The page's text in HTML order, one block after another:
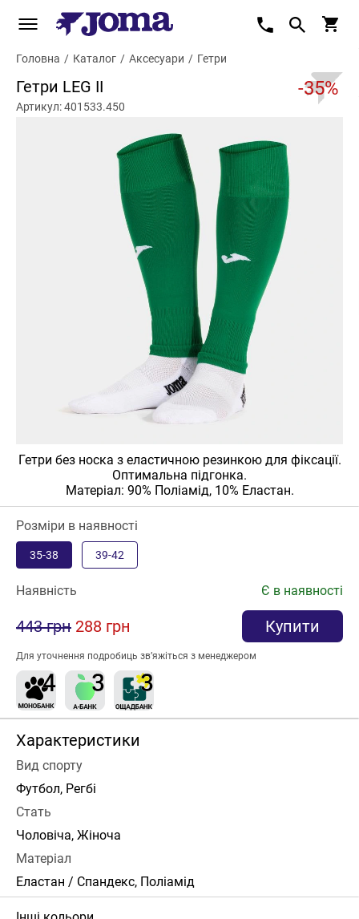
Головна / Каталог / Аксесуари / Гетри
Гетри LEG II -35%
Артикул: 401533.450
Гетри без носка з еластичною резинкою для фіксації.
Оптимальна підгонка.
Матеріал: 90% Поліамід, 10% Еластан.
Розміри в наявності
35-38 39-42
Наявність Є в наявності
443 грн 288 грн Купити
Для уточнення подробиць зв’яжіться з менеджером
Характеристики
Вид спорту
Футбол, Регбі
Стать
Чоловіча, Жіноча
Матеріал
Еластан / Спандекс, Поліамід